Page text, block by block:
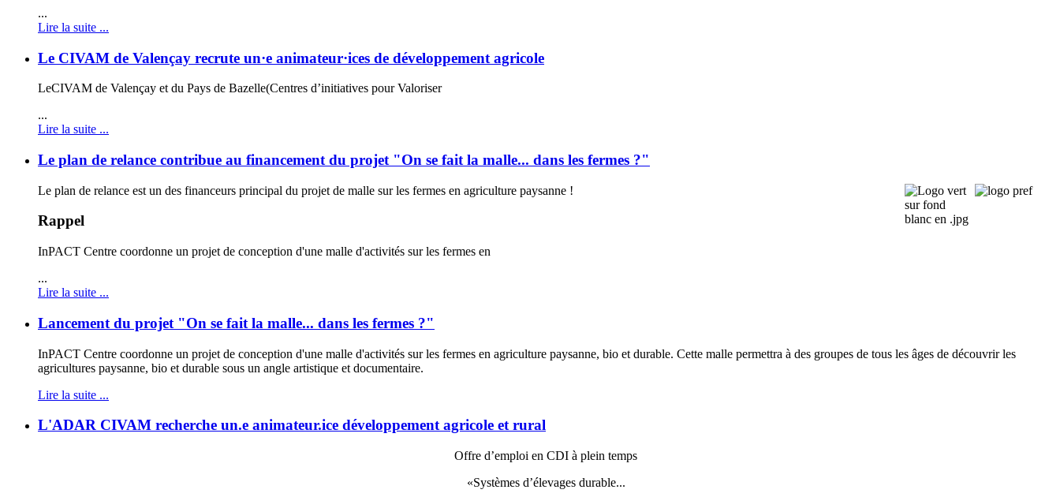
...
Lire la suite ...
Le CIVAM de Valençay recrute un·e animateur·ices de développement agricole
LeCIVAM de Valençay et du Pays de Bazelle(Centres d’initiatives pour Valoriser
...
Lire la suite ...
Le plan de relance contribue au financement du projet "On se fait la malle... dans les fermes ?"
Le plan de relance est un des financeurs principal du projet de malle sur les fermes en agriculture paysanne !
Rappel
InPACT Centre coordonne un projet de conception d'une malle d'activités sur les fermes en
...
Lire la suite ...
Lancement du projet "On se fait la malle... dans les fermes ?"
InPACT Centre coordonne un projet de conception d'une malle d'activités sur les fermes en agriculture paysanne, bio et durable. Cette malle permettra à des groupes de tous les âges de découvrir les
agricultures paysanne, bio et durable sous un angle artistique et documentaire.
Lire la suite ...
L'ADAR CIVAM recherche un.e animateur.ice développement agricole et rural
Offre d’emploi en CDI à plein temps
«Systèmes d’élevages durable...